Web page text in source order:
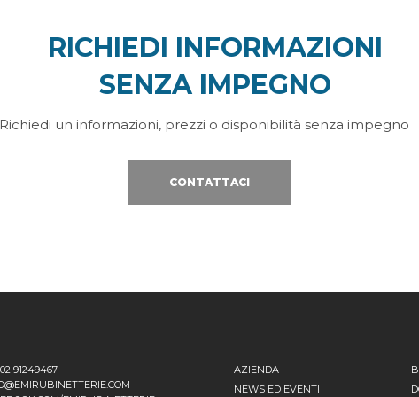
RICHIEDI INFORMAZIONI
SENZA IMPEGNO
Richiedi un informazioni, prezzi o disponibilità senza impegno
CONTATTACI
91249467
AZIENDA
NEWS ED EVENTI